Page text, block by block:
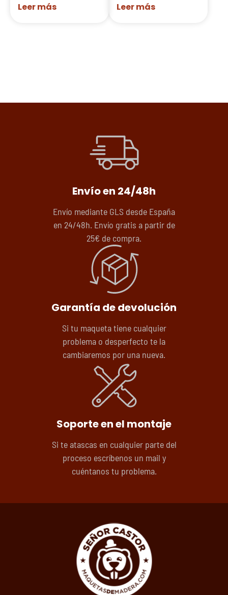
Leer más Leer más
Envío en 24/48h
Envío mediante GLS desde España
en 24/48h. Envío gratis a partir de
25€ de compra.
Garantía de devolución
Si tu maqueta tiene cualquier
problema o desperfecto te la
cambiaremos por una nueva.
Soporte en el montaje
Si te atascas en cualquier parte del
proceso escríbenos un mail y
cuéntanos tu problema.